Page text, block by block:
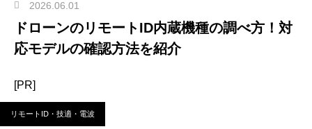
2026.06.01
ドローンのリモートID内蔵機種の調べ方！対
応モデルの確認方法を紹介
[PR]
リモートID・技適・電波